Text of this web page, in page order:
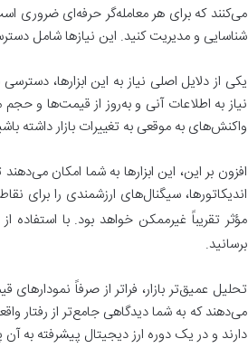
می‌کنند که برای هر معامله‌گر حرفه‌ای ضروری
شناسایی و مدیریت کنید. این نیازها شامل
یکی از دلایل اصلی نیاز به این ابزارها،
نیاز به اطلاعات آنی و به‌روز از قیمت‌ها و حجم
واکنش‌های به موقعی به تغییرات بازار داشته
اندیکاتورها، سیگنال‌های ارزشمندی را
مؤثر تقریباً غیرممکن خواهد بود. با استفاده از
برسانید.
می‌دهند که به شما دیدگاهی جامع‌تر از رفتار
دارند و در یک دوره ارز دیجیتال پیشرفته به